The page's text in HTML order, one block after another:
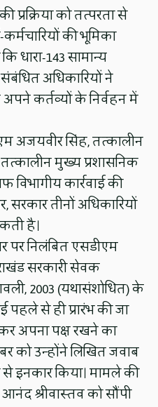
प्रक्रिया को तत्परता से
की भूमिका
धारा-143 सामान्य
अधिकारियों ने
कर्तव्यों के निर्वहन में
अजयवीर सिंह, तत्कालीन
मुख्य प्रशासनिक
कार्रवाई की
सरकार तीनों अधिकारियों
है।
पर निलंबित एसडीएम
सरकारी सेवक
2003 (यथासंशोधित) के
से ही प्रारंभ की जा
अपना पक्ष रखने का
को उन्होंने लिखित जवाब
इनकार किया। मामले की
श्रीवास्तव को सौंपी